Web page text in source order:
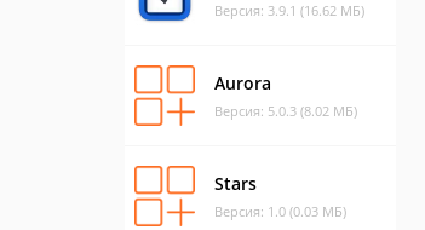
Версия: 3.9.1 (16.62 МБ)
Aurora
Версия: 5.0.3 (8.02 МБ)
Stars
Версия: 1.0 (0.03 МБ)